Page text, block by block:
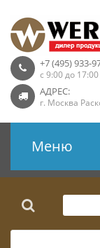
+7 (495) 933-
с 9:00 до
АДРЕС:
г. Москва
Меню